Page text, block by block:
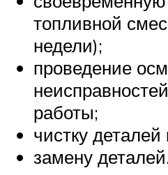
топливной
недели);
проведение
работы;
чистку деталей
замену